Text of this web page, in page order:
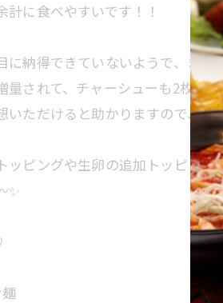
計に食べやすいです！！
に納得できていないようで、まだ
量されて、チャーシューも2枚に増
いただけると助かりますので、ぜ
ッピングや生卵の追加トッピング
✨